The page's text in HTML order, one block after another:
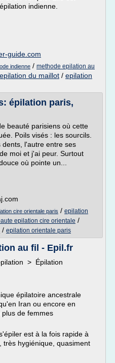
indienne.
guide.com
indienne / methode epilation au
du maillot / epilation
épilation paris,
beauté parisiens où cette
Poils visés : les sourcils.
dents, l'autre entre ses
moi et j'ai peur. Surtout
où pointe un...
cire orientale paris / epilation
epilation cire orientale /
/ epilation orientale paris
au fil - Epil.fr
> Épilation
épilatoire ancestrale
Iran ou encore en
de femmes
est à la fois rapide à
très hygiénique, quasiment